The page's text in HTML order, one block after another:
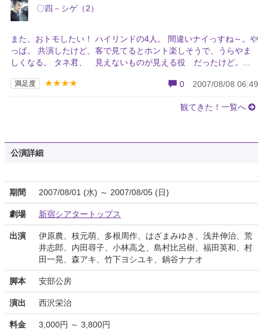
〇四－シゲ（2）
また、おトモしたい！ ハイリンドの4人。 間違いナイっすね～。や
っぱ。 共演したけど、客で見てるとホント楽しそうで、うらやま
しくなる。 タネ君、 見えないものが見える役 だったけど。...
満足度 ★★★★ 0 2007/08/08 06:49
観てきた！一覧へ
公演詳細
期間 2007/08/01 (水) ～ 2007/08/05 (日)
劇場 新宿シアタートップス
出演
伊原農、枝元萌、多根周作、はざまみゆき、浅井伸治、荒
井志郎、内田尋子、小林高之、島村比呂樹、福田英和、村
田一晃、森アキ、竹下ヨシユキ、鍋谷ナナオ
脚本 安部公房
演出 西沢栄治
料金 3,000円 ～ 3,800円